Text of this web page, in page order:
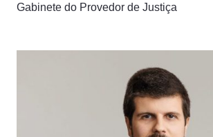
Gabinete do Provedor de Justiça